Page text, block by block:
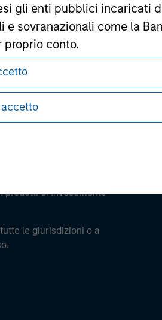
gli enti pubblici
come la
proprio conto.
non essere una
accetto
prodotti di investimento
le giurisdizioni o a